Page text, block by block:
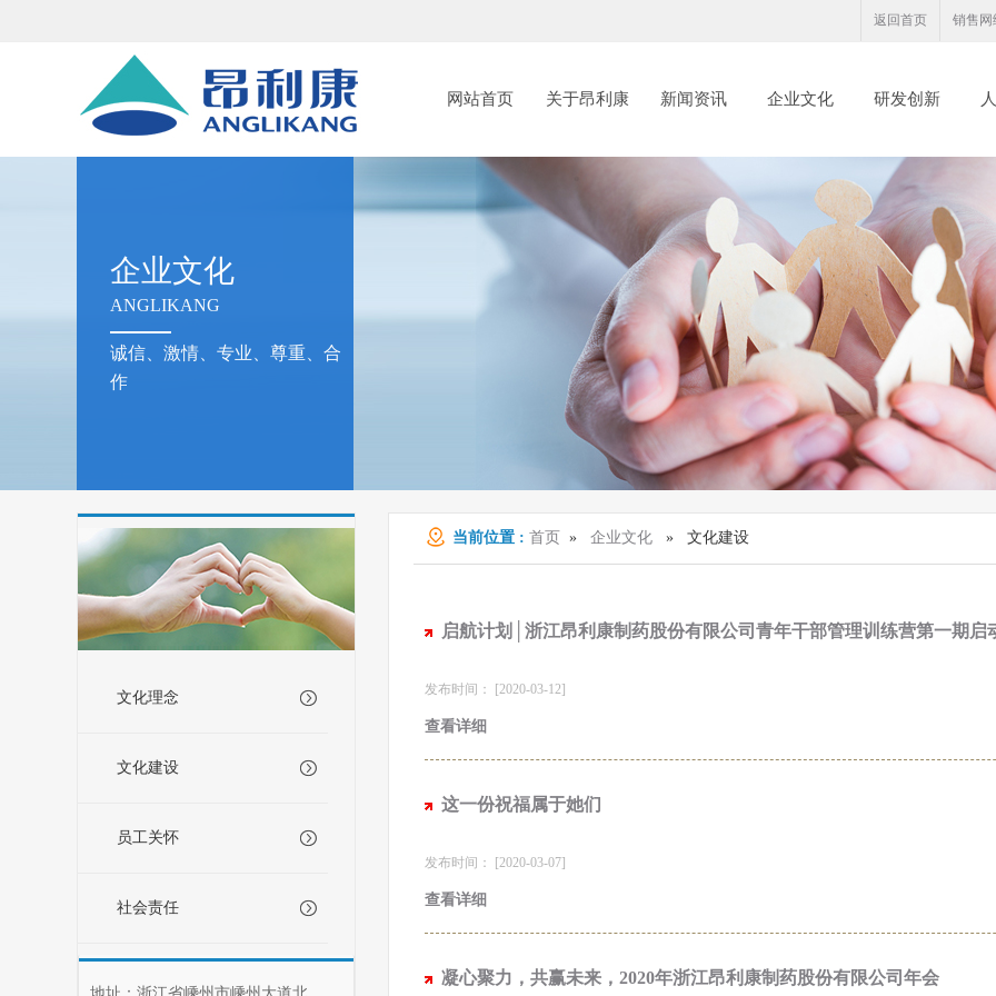
销售网
返回首页
网站首页 关于昂利康 新闻资讯 企业文化 研发创新
企业文化
ANGLIKANG
诚信、激情、专业、尊重、合
作
文化理念
文化建设
员工关怀
社会责任
当前位置 : 首页 » 企业文化» 文化建设
启航计划│浙江昂利康制药股份有限公司青年干部管理训练营第一期启
发布时间： [2020-03-12]
查看详细
这一份祝福属于她们
发布时间： [2020-03-07]
查看详细
凝心聚力，共赢未来，2020年浙江昂利康制药股份有限公司年会